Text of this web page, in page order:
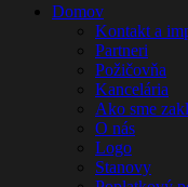
Domov
Kontakt a
Partneri
Požičovňa
Kancelária
Ako sme
O nás
Logo
Stanovy